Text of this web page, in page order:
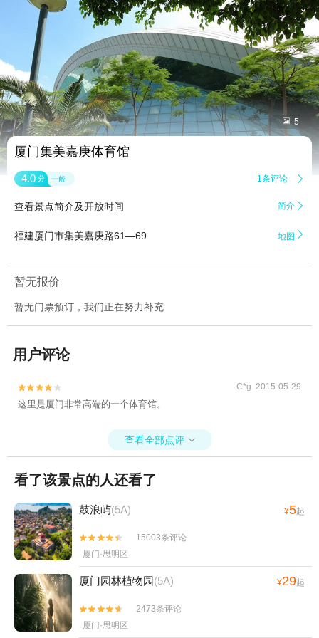
 5
厦门集美嘉庚体育馆
4.0 分 一般 1条评论 
查看景点简介及开放时间 简介 
福建厦门市集美嘉庚路61—69 地图 
暂无报价
暂无门票预订，我们正在努力补充
用户评论

 C*g 2015-05-29
这里是厦门非常高端的一个体育馆。
查看全部点评 
看了该景点的人还看了
鼓浪屿(5A) ¥5起


15003条评论
厦门·思明区
厦门园林植物园(5A) ¥29起


2473条评论
厦门·思明区